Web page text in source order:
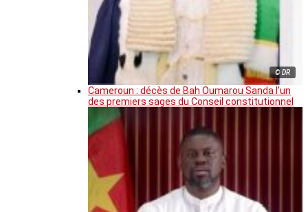
© DR
Cameroun : décès de Bah Oumarou Sanda l’un
des premiers sages du Conseil constitutionnel